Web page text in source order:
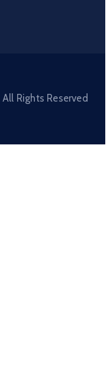
Rights Reserved